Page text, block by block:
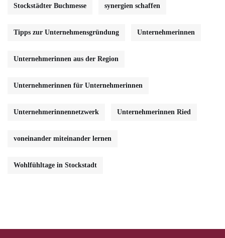
Stockstädter Buchmesse synergien schaffen
Tipps zur Unternehmensgründung Unternehmerinnen
Unternehmerinnen aus der Region
Unternehmerinnen für Unternehmerinnen
Unternehmerinnennetzwerk Unternehmerinnen Ried
voneinander miteinander lernen
Wohlfühltage in Stockstadt